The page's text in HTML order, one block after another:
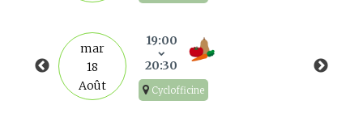
mar
18
Août
19:00
20:30
Cyclofficine